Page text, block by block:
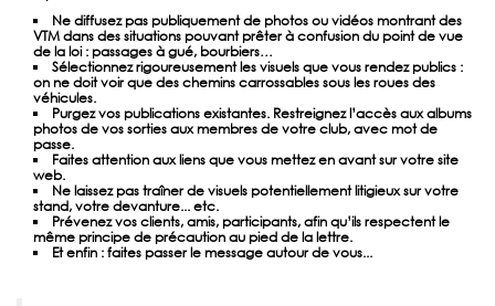
Ne diffusez pas publiquement de photos ou vidéos montrant des
VTM dans des situations pouvant prêter à confusion du point de vue
de la loi : passages à gué, bourbiers…
Sélectionnez rigoureusement les visuels que vous rendez publics :
on ne doit voir que des chemins carrossables sous les roues des
véhicules.
Purgez vos publications existantes. Restreignez l’accès aux albums
photos de vos sorties aux membres de votre club, avec mot de
passe.
Faites attention aux liens que vous mettez en avant sur votre site
web.
Ne laissez pas traîner de visuels potentiellement litigieux sur votre
stand, votre devanture... etc.
Prévenez vos clients, amis, participants, afin qu’ils respectent le
même principe de précaution au pied de la lettre.
Et enfin : faites passer le message autour de vous...